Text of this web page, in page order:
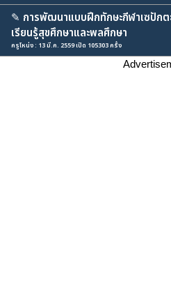
✎ การพัฒนาแบบฝึกทักษะกีฬาเซปักต
เรียนรู้สุขศึกษาและพลศึกษา
ครูโหน่ง : 13 มี.ค. 2559 เปิด 105303 ครั้ง